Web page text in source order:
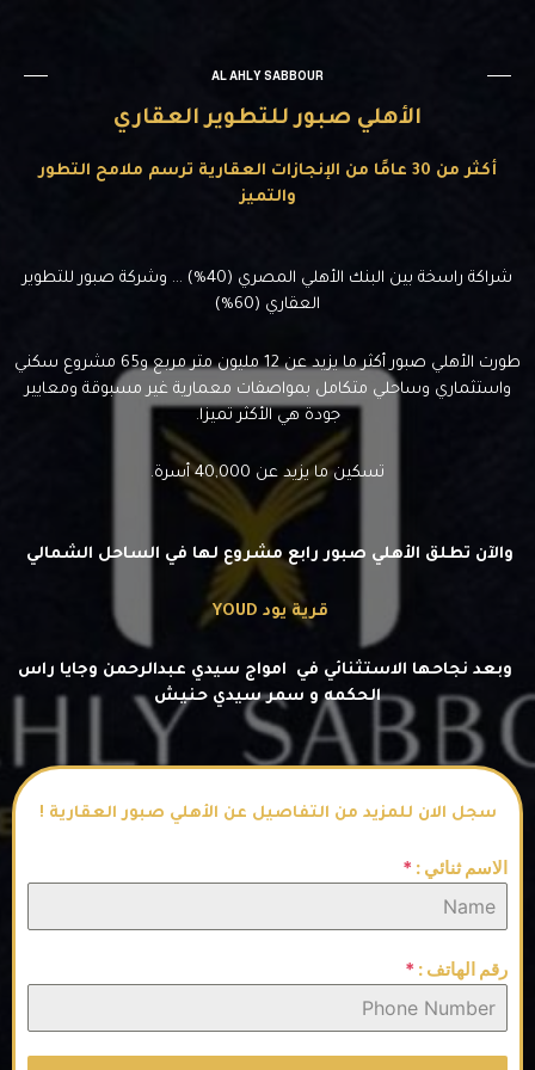
AL AHLY SABBOUR
الأهلي صبور للتطوير العقاري
أكثر من 30 عامًا من الإنجازات العقارية ترسم ملامح التطور
والتميز
شراكة راسخة بين البنك الأهلي المصري (40%) … وشركة صبور للتطوير
العقاري (60%)
طورت الأهلي صبور أكثر ما يزيد عن 12 مليون متر مربع و65 مشروع سكني
واستثماري وساحلي متكامل بمواصفات معمارية غير مسبوقة ومعايير
جودة هي الأكثر تميزا.
تسكين ما يزيد عن 40,000 أسرة.
والآن تطلق الأهلي صبور رابع مشروع لها في الساحل الشمالي
قرية يود YOUD
وبعد نجاحها الاستثنائي في امواج سيدي عبدالرحمن وجايا راس
الحكمه و سمر سيدي حنيش
سجل الان للمزيد من التفاصيل عن الأهلي صبور العقارية !
الاسم ثنائي : *
رقم الهاتف : *